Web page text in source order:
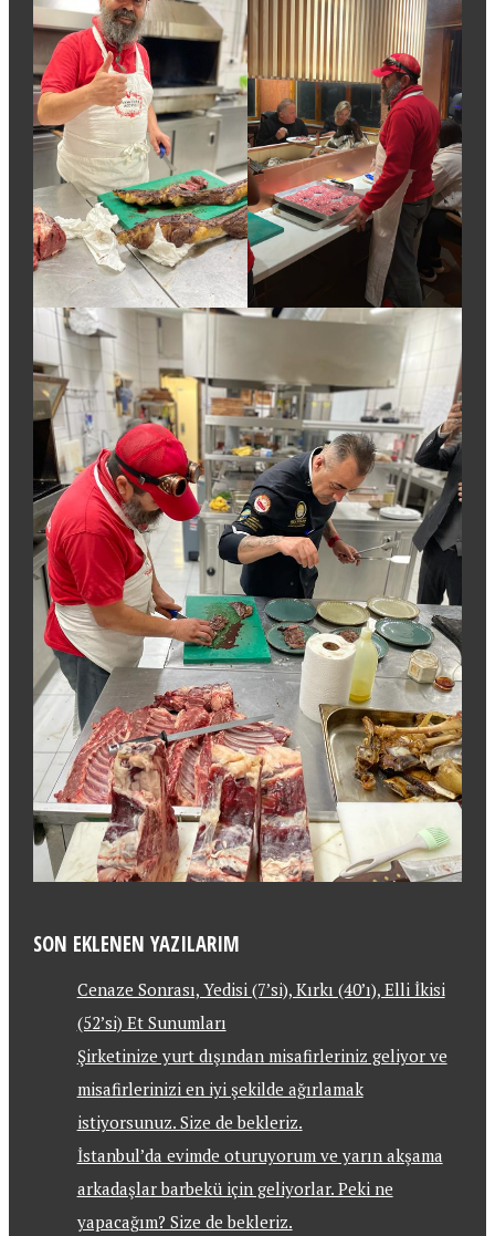
SON EKLENEN YAZILARIM
Cenaze Sonrası, Yedisi (7’si), Kırkı (40’ı), Elli İkisi
(52’si) Et Sunumları
Şirketinize yurt dışından misafirleriniz geliyor ve
misafirlerinizi en iyi şekilde ağırlamak
istiyorsunuz. Size de bekleriz.
İstanbul’da evimde oturuyorum ve yarın akşama
arkadaşlar barbekü için geliyorlar. Peki ne
yapacağım? Size de bekleriz.